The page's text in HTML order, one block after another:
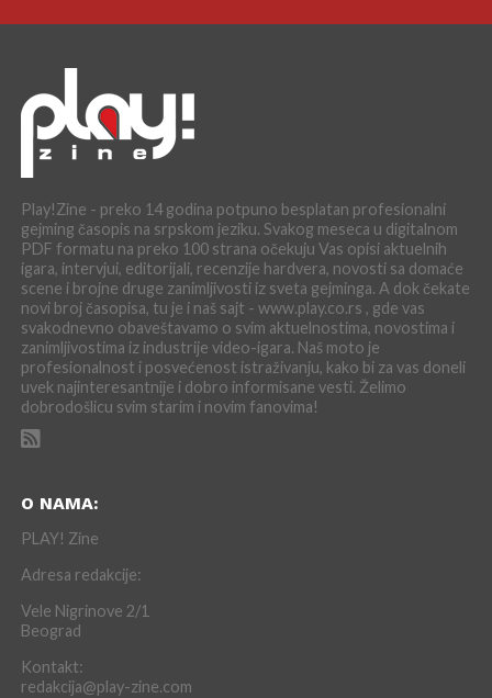
Play!Zine - preko 14 godina potpuno besplatan profesionalni
gejming časopis na srpskom jeziku. Svakog meseca u digitalnom
PDF formatu na preko 100 strana očekuju Vas opisi aktuelnih
igara, intervjui, editorijali, recenzije hardvera, novosti sa domaće
scene i brojne druge zanimljivosti iz sveta gejminga. A dok čekate
novi broj časopisa, tu je i naš sajt - www.play.co.rs , gde vas
svakodnevno obaveštavamo o svim aktuelnostima, novostima i
zanimljivostima iz industrije video-igara. Naš moto je
profesionalnost i posvećenost istraživanju, kako bi za vas doneli
uvek najinteresantnije i dobro informisane vesti. Želimo
dobrodošlicu svim starim i novim fanovima!
O NAMA:
PLAY! Zine
Adresa redakcije:
Vele Nigrinove 2/1
Beograd
Kontakt:
redakcija@play-zine.com